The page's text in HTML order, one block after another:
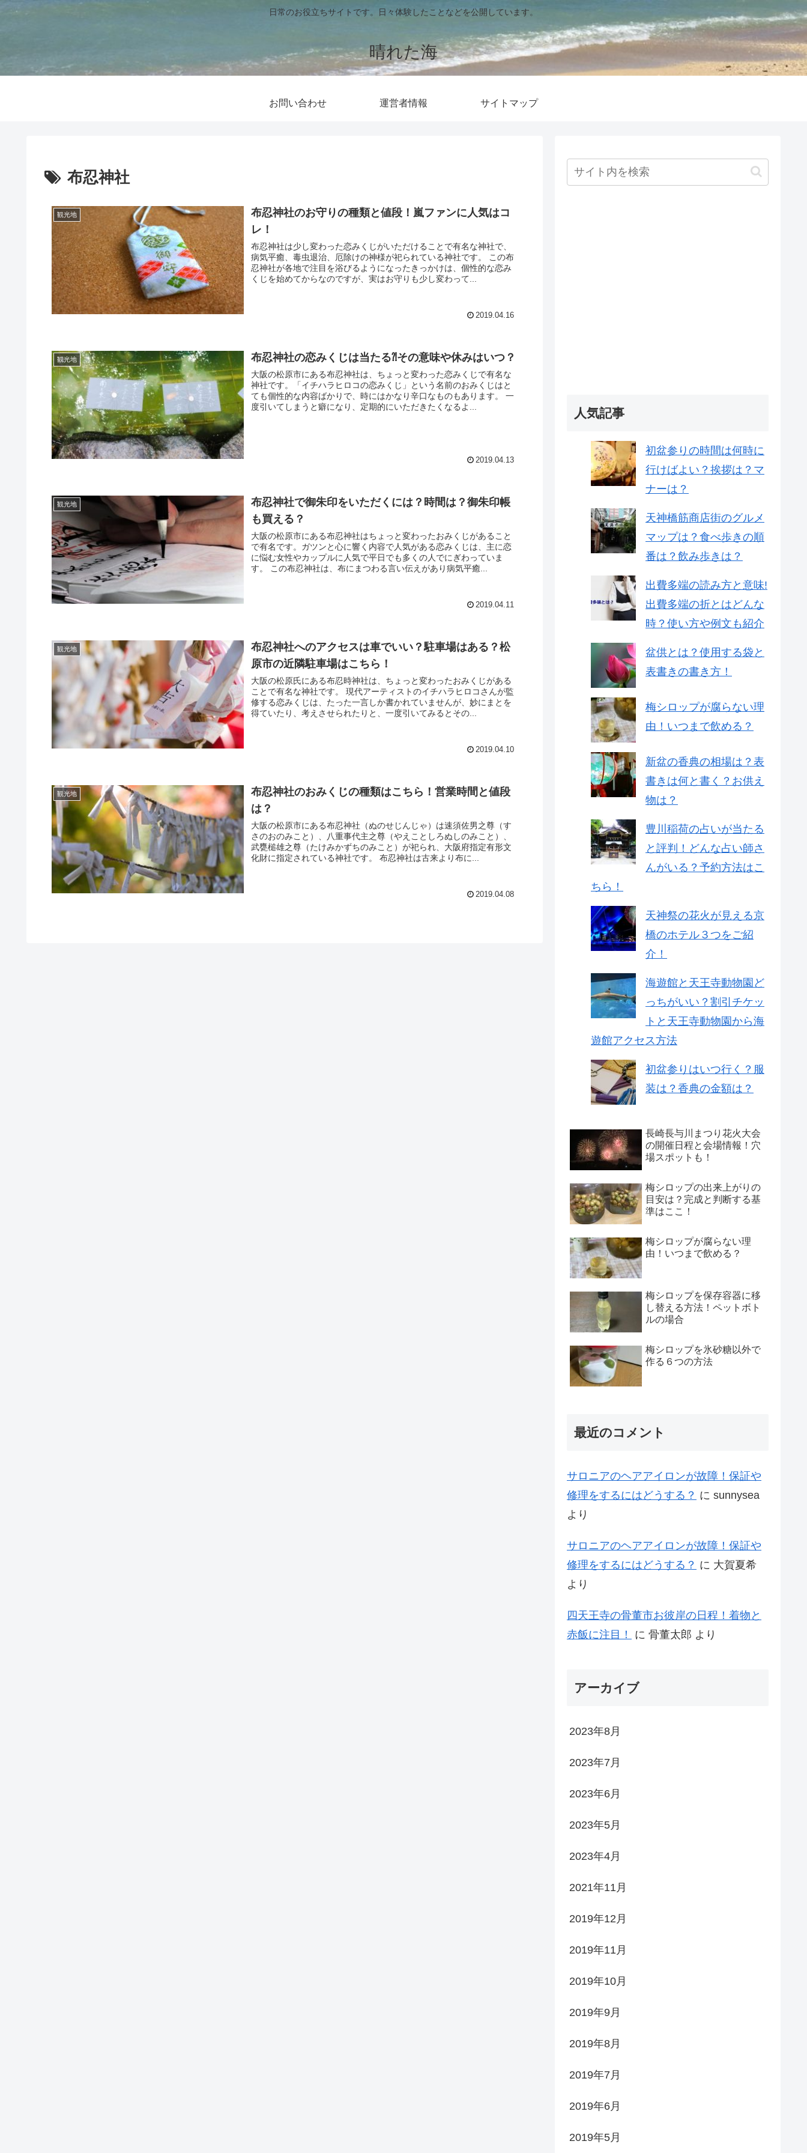
日常のお役立ちサイトです。日々体験したことなどを公開しています。
晴れた海
お問い合わせ 運営者情報 サイトマップ
布忍神社
観光地
布忍神社のお守りの種類と値段！嵐ファンに人気はコ
レ！
布忍神社は少し変わった恋みくじがいただけることで有名な神社で、
病気平癒、毒虫退治、厄除けの神様が祀られている神社です。 この布
忍神社が各地で注目を浴びるようになったきっかけは、個性的な恋み
くじを始めてからなのですが、実はお守りも少し変わって...
2019.04.16
観光地 布忍神社の恋みくじは当たる⁈その意味や休みはいつ？
大阪の松原市にある布忍神社は、ちょっと変わった恋みくじで有名な
神社です。「イチハラヒロコの恋みくじ」という名前のおみくじはと
ても個性的な内容ばかりで、時にはかなり辛口なものもあります。 一
度引いてしまうと癖になり、定期的にいただきたくなるよ...
2019.04.13
観光地
布忍神社で御朱印をいただくには？時間は？御朱印帳
も買える？
大阪の松原市にある布忍神社はちょっと変わったおみくじがあること
で有名です。ガツンと心に響く内容で人気がある恋みくじは、主に恋
に悩む女性やカップルに人気で平日でも多くの人でにぎわっていま
す。 この布忍神社は、布にまつわる言い伝えがあり病気平癒...
2019.04.11
観光地
布忍神社へのアクセスは車でいい？駐車場はある？松
原市の近隣駐車場はこちら！
大阪の松原氏にある布忍時神社は、ちょっと変わったおみくじがある
ことで有名な神社です。 現代アーティストのイチハラヒロコさんが監
修する恋みくじは、たった一言しか書かれていませんが、妙にまとを
得ていたり、考えさせられたりと、一度引いてみるとその...
2019.04.10
観光地
布忍神社のおみくじの種類はこちら！営業時間と値段
は？
大阪の松原市にある布忍神社（ぬのせじんじゃ）は速須佐男之尊（す
さのおのみこと）、八重事代主之尊（やえことしろぬしのみこと）、
武甕槌雄之尊（たけみかずちのみこと）が祀られ、大阪府指定有形文
化財に指定されている神社です。 布忍神社は古来より布に...
2019.04.08
人気記事
初盆参りの時間は何時に
行けばよい？挨拶は？マ
ナーは？
天神橋筋商店街のグルメ
マップは？食べ歩きの順
番は？飲み歩きは？
出費多端の読み方と意味!
出費多端の折とはどんな
時？使い方や例文も紹介
盆供とは？使用する袋と
表書きの書き方！
梅シロップが腐らない理
由！いつまで飲める？
新盆の香典の相場は？表
書きは何と書く？お供え
物は？
豊川稲荷の占いが当たる
と評判！どんな占い師さ
んがいる？予約方法はこ
ちら！
天神祭の花火が見える京
橋のホテル３つをご紹
介！
海遊館と天王寺動物園ど
っちがいい？割引チケッ
トと天王寺動物園から海
遊館アクセス方法
初盆参りはいつ行く？服
装は？香典の金額は？
長崎長与川まつり花火大会
の開催日程と会場情報！穴
場スポットも！
梅シロップの出来上がりの
目安は？完成と判断する基
準はここ！
梅シロップが腐らない理
由！いつまで飲める？
梅シロップを保存容器に移
し替える方法！ペットボト
ルの場合
梅シロップを氷砂糖以外で
作る６つの方法
最近のコメント
サロニアのヘアアイロンが故障！保証や
修理をするにはどうする？ に sunnysea
より
サロニアのヘアアイロンが故障！保証や
修理をするにはどうする？ に 大賀夏希
より
四天王寺の骨董市お彼岸の日程！着物と
赤飯に注目！
に 骨董太郎 より
アーカイブ
2023年8月
2023年7月
2023年6月
2023年5月
2023年4月
2021年11月
2019年12月
2019年11月
2019年10月
2019年9月
2019年8月
2019年7月
2019年6月
2019年5月